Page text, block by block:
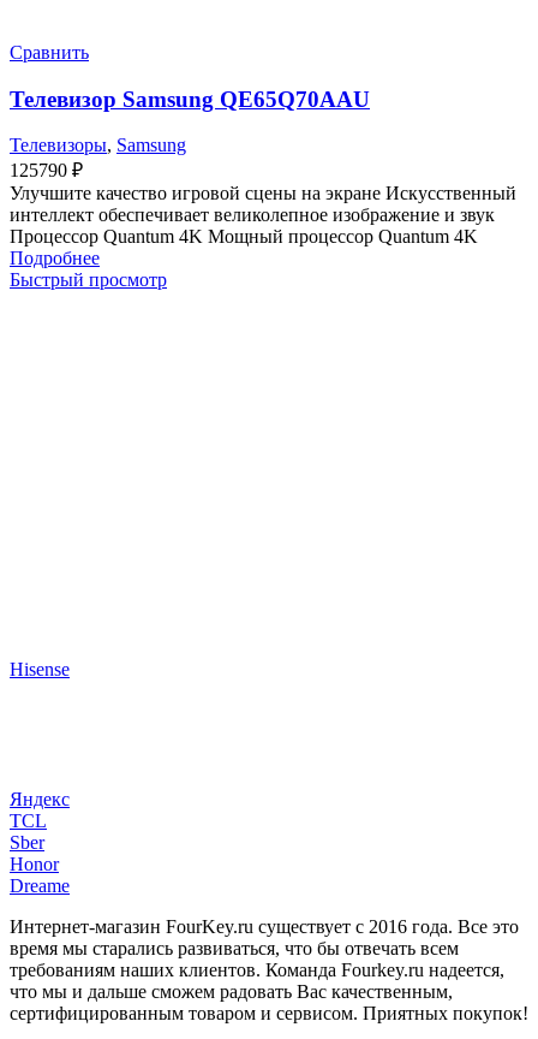
Сравнить
Телевизор Samsung QE65Q70AAU
Телевизоры, Samsung
125790 ₽
Улучшите качество игровой сцены на экране Искусственный
интеллект обеспечивает великолепное изображение и звук
Процессор Quantum 4K Мощный процессор Quantum 4K
Подробнее
Быстрый просмотр
Hisense
Яндекс
TCL
Sber
Honor
Dreame
Интернет-магазин FourKey.ru существует с 2016 года. Все это
время мы старались развиваться, что бы отвечать всем
требованиям наших клиентов. Команда Fourkey.ru надеется,
что мы и дальше сможем радовать Вас качественным,
сертифицированным товаром и сервисом. Приятных покупок!